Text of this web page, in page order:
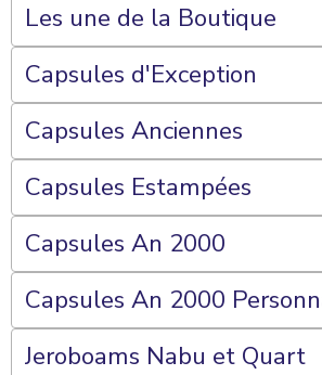
Les une de la Boutique
Capsules d'Exception
Capsules Anciennes
Capsules Estampées
Capsules An 2000
Capsules An 2000
Jeroboams Nabu et Quart